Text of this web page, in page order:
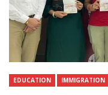
EDUCATION IMMIGRATION